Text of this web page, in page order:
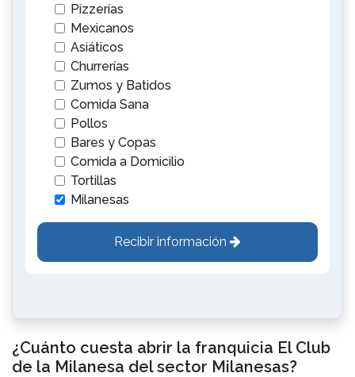
Pizzerías
Mexicanos
Asiáticos
Churrerías
Zumos y Batidos
Comida Sana
Pollos
Bares y Copas
Comida a Domicilio
Tortillas
Milanesas
Recibir información
¿Cuánto cuesta abrir la franquicia El Club
de la Milanesa del sector Milanesas?